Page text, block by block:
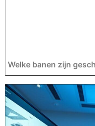
Welke banen zijn